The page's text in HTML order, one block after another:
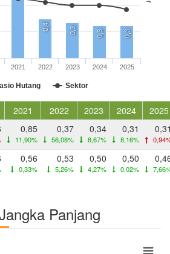
0,4 0,3 0,3 0,3
Hutang Sektor
2021 2022 2023 2024 2025
2021 2022 2023 2024
2025
0,85
11,90%
0,37
56,08%
0,34
8,67%
0,31
8,16%
0,56
0,33%
0,53
5,26%
0,50
4,27%
0,50
0,02%
Panjang